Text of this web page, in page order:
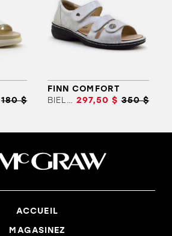
180 $
FINN COMFORT
BIELLA SOFT 297,50 $ 350 $
ACCUEIL
MAGASINEZ